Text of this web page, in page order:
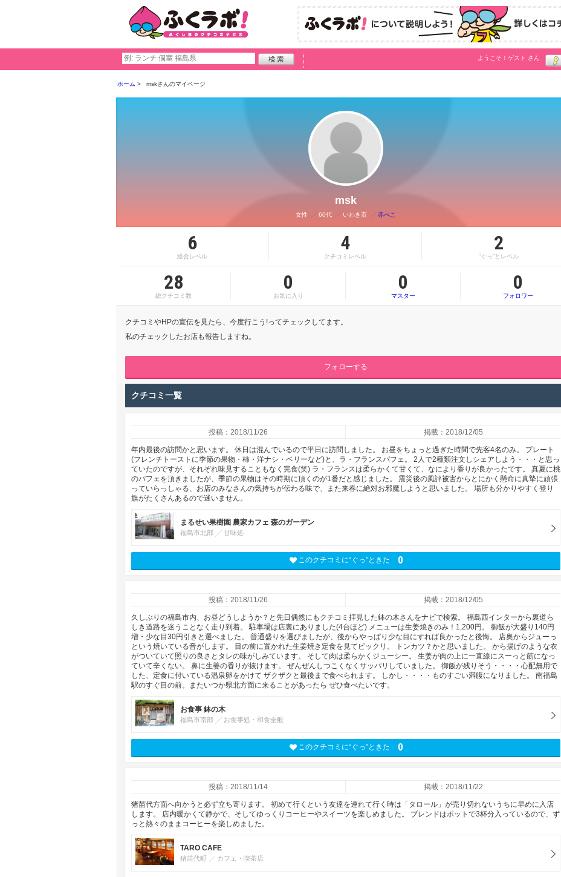
ようこそ！ ゲスト さん
ホーム mskさんのマイページ
msk
女性 60代 いわき市 赤べこ
6
総合レベル
4
クチコミレベル
2
“ぐっ”とレベル
28
総クチコミ数
0
お気に入り
0
マスター
0
フォロワー
クチコミやHPの宣伝を見たら、今度行こう!ってチェックしてます。
私のチェックしたお店も報告しますね。
フォローする
クチコミ一覧
投稿：2018/11/26 掲載：2018/12/05
年内最後の訪問かと思います。 休日は混んでいるので平日に訪問しました。 お昼をちょっと過ぎた時間で先客4名のみ。 プレート
(フレンチトーストに季節の果物・柿・洋ナシ・ベリーなど)と、ラ・フランスパフェ。 2人で2種類注文しシェアしよう・・・と思っ
ていたのですが、それぞれ味見することもなく完食(笑) ラ・フランスは柔らかくて甘くて、なにより香りが良かったです。 真夏に桃
のパフェを頂きましたが、季節の果物はその時期に頂くのが1番だと感じました。 震災後の風評被害からとにかく懸命に真摯に頑張
っていらっしゃる、お店のみなさんの気持ちが伝わる味で、また来春に絶対お邪魔しようと思いました。 場所も分かりやすく登り
旗がたくさんあるので迷いません。
まるせい果樹園 農家カフェ 森のガーデン
福島市北部 甘味処
このクチコミに“ぐっ”ときた 0
投稿：2018/11/26 掲載：2018/12/05
久しぶりの福島市内、お昼どうしようか？と先日偶然にもクチコミ拝見した鉢の木さんをナビで検索。 福島西インターから裏道ら
しき道路を迷うことなく走り到着。 駐車場は店裏にありました(4台ほど) メニューは生姜焼きのみ！1,200円。 御飯が大盛り140円
増・少な目30円引きと選べました。 普通盛りを選びましたが、後からやっぱり少な目にすれば良かったと後悔。 店奥からジューっ
という焼いている音がします。 目の前に置かれた生姜焼き定食を見てビックリ。 トンカツ？かと思いました。 から揚げのような衣
がついていて照りの良さとタレの味がしみています。 そして肉は柔らかくジューシー。 生姜が肉の上に一直線にスーっと筋になっ
ていて辛くない。 鼻に生姜の香りが抜けます。 ぜんぜんしつこくなくサッパリしていました。 御飯が残りそう・・・・心配無用で
した、定食に付いている温泉卵をかけて ザクザクと最後まで食べられます。 しかし・・・・ものすごい満腹になりました。 南福島
駅のすぐ目の前。またいつか県北方面に来ることがあったら ぜひ食べたいです。
お食事 鉢の木
福島市南部 お食事処・和食全般
このクチコミに“ぐっ”ときた 0
投稿：2018/11/14 掲載：2018/11/22
猪苗代方面へ向かうと必ず立ち寄ります。 初めて行くという友達を連れて行く時は「タロール」が売り切れないうちに早めに入店
します。 店内暖かくて静かで、そしてゆっくりコーヒーやスイーツを楽しめました。 ブレンドはポットで3杯分入っているので、ず
っと熱々のままコーヒーを楽しめました。
TARO CAFE
猪苗代町 カフェ・喫茶店